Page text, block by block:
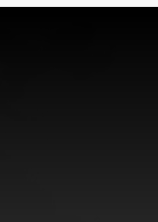
$750.000.000